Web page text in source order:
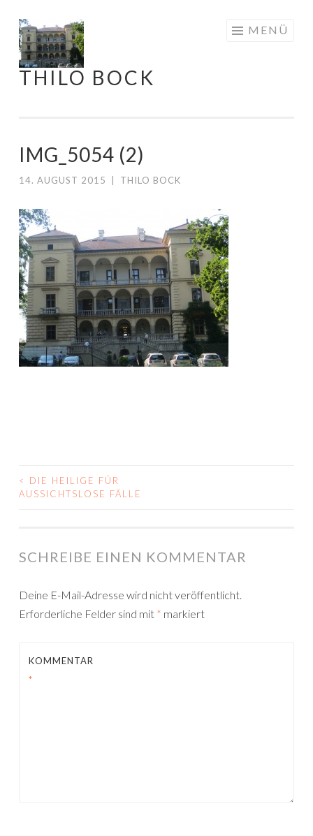
Springe
zum
Inhalt
THILO BOCK
MENÜ
IMG_5054 (2)
14. AUGUST 2015 THILO BOCK
BEITRAGS-
<
DIE HEILIGE FÜR
AUSSICHTSLOSE FÄLLE
SCHREIBE EINEN KOMMENTAR
Deine E-Mail-Adresse wird nicht veröffentlicht.
Erforderliche Felder sind mit * markiert
KOMMENTAR
*